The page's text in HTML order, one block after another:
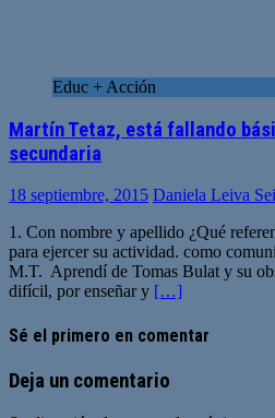
Educ + Acción
Martín Tetaz, está fallando
secundaria
18 septiembre, 2015 Daniela Leiva
1. Con nombre y apellido ¿Qué
para ejercer su actividad. como
M.T. Aprendí de Tomas Bulat y su
difícil, por enseñar y […]
Sé el primero en comentar
Deja un comentario